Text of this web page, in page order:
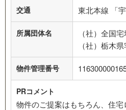
交通 東北本線 「
所属団体名
（社）全国
（社）栃木
物件管理番号
PRコメント
物件のご提案はもちろん、住